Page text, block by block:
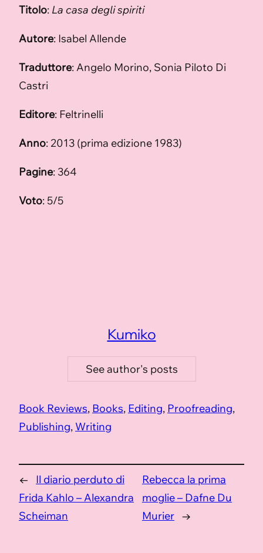
Titolo: La casa degli spiriti
Autore: Isabel Allende
Traduttore: Angelo Morino, Sonia Piloto Di
Castri
Editore: Feltrinelli
Anno: 2013 (prima edizione 1983)
Pagine: 364
Voto: 5/5
Kumiko
See author's posts
Book Reviews, Books, Editing, Proofreading
Publishing, Writing
←
Il diario perduto di
Frida Kahlo – Alexandra
Scheiman
Rebecca la prima
moglie – Dafne Du
Murier →